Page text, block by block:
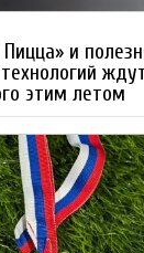
и
этим летом